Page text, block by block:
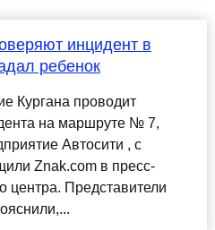
инцидент в
ребенок
Кургана проводит
на маршруте № 7,
Автосити , с
Znak.com в пресс-
центра. Представители